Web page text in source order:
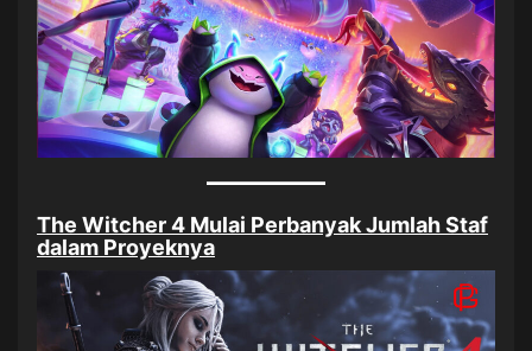
The Witcher 4 Mulai Perbanyak Jumlah Staf
dalam Proyeknya